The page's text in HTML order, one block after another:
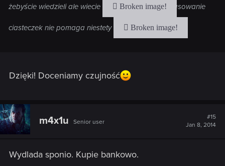
żebyście wiedzieli ale wiecie Kasowanie
ciasteczek nie pomaga niestety
Dzięki! Doceniamy czujność
m4x1u Senior user
#15
Jan 8, 2014
Wydlada sponio. Kupie bankowo.